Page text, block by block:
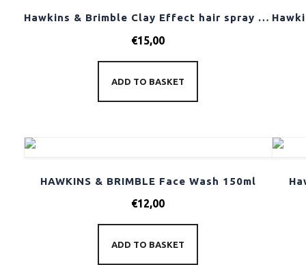
Hawkins & Brimble Clay Effect hair spray 150ml
€15,00
ADD TO BASKET
HAWKINS & BRIMBLE Face Wash 150ml
€12,00
ADD TO BASKET